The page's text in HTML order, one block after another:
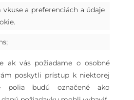
vkuse a preferenciách a údaje
ak vás požiadame o osobné
poskytli prístup k niektorej
polia budú označené ako